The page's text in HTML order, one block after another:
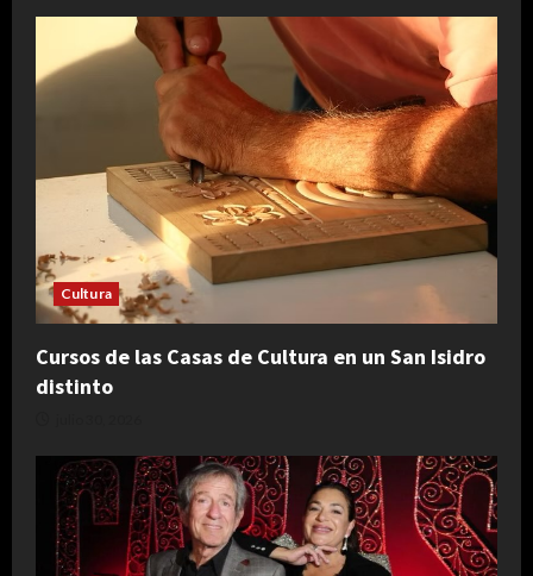
Cultura
Cursos de las Casas de Cultura en un San Isidro
distinto